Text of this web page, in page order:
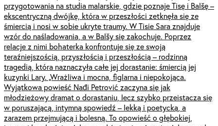
przygotowania na studia malarskie, gdzie poznaje Tisę i Balšę –
ekscentryczną dwójkę, która w przeszłości zetknęła się ze
śmiercią i nosi w sobie ukryte traumy. W Tisie Sara znajduje
wzór do naśladowania, a w Balšy się zakochuje. Poprzez
relacje z nimi bohaterka konfrontuje się ze swoją
teraźniejszością, przyszłością i przeszłością – rodzinną
tragedią, która naznaczyła całe jej dorastanie: śmiercią jej
kuzynki Lary. „Wrażliwa i mocna, figlarna i niepokojąca.
Wyjątkowa powieść Nađi Petrović zaczyna się jak
młodzieżowy dramat o dorastaniu, lecz szybko przeistacza się
w poruszającą, intymną spowiedź – lekką i poetycką, a
zarazem przejmującą i bolesną. To opowieść o głębokiej,